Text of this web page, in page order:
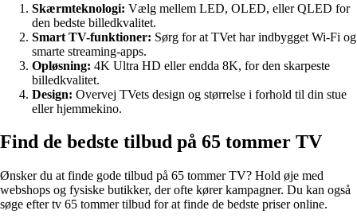
Skærmteknologi: Vælg mellem LED, OLED, eller QLED for
den bedste billedkvalitet.
Smart TV-funktioner: Sørg for at TVet har indbygget Wi-Fi og
smarte streaming-apps.
Opløsning: 4K Ultra HD eller endda 8K, for den skarpeste
billedkvalitet.
Design: Overvej TVets design og størrelse i forhold til din stue
eller hjemmekino.
Find de bedste tilbud på 65 tommer TV
Ønsker du at finde gode tilbud på 65 tommer TV? Hold øje med
webshops og fysiske butikker, der ofte kører kampagner. Du kan også
søge efter tv 65 tommer tilbud for at finde de bedste priser online.